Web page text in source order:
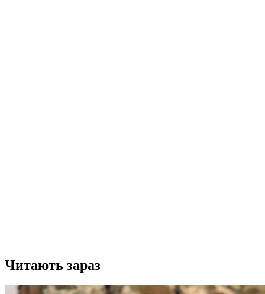
Читають зараз